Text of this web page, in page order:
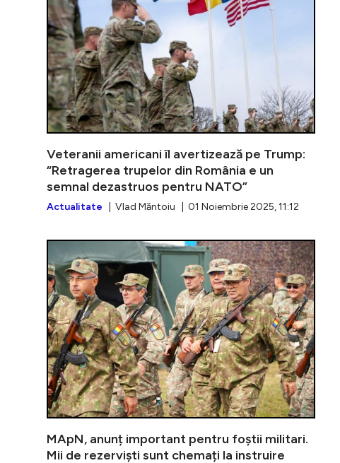
Veteranii americani îl avertizează pe Trump:
“Retragerea trupelor din România e un
semnal dezastruos pentru NATO”
Actualitate | Vlad Măntoiu | 01 Noiembrie 2025, 11:12
MApN, anunț important pentru foștii militari.
Mii de rezerviști sunt chemați la instruire